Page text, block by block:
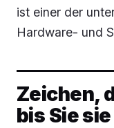
ist einer der
Hardware- und
Zeichen,
bis Sie